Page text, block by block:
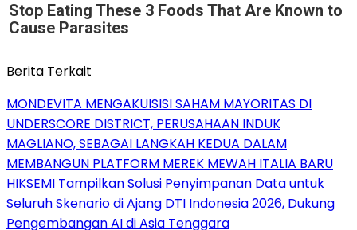
Stop Eating These 3 Foods That Are Known to
Cause Parasites
Berita Terkait
MONDEVITA MENGAKUISISI SAHAM MAYORITAS DI
UNDERSCORE DISTRICT, PERUSAHAAN INDUK
MAGLIANO, SEBAGAI LANGKAH KEDUA DALAM
MEMBANGUN PLATFORM MEREK MEWAH ITALIA BARU
HIKSEMI Tampilkan Solusi Penyimpanan Data untuk
Seluruh Skenario di Ajang DTI Indonesia 2026, Dukung
Pengembangan AI di Asia Tenggara